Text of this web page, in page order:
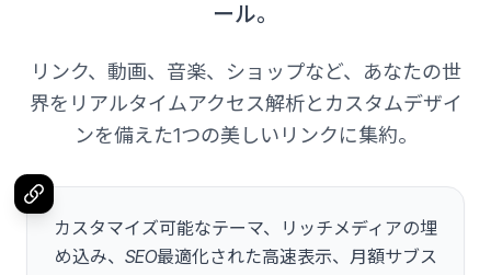
ール。
リンク、動画、音楽、ショップなど、あなたの世
界をリアルタイムアクセス解析とカスタムデザイ
ンを備えた1つの美しいリンクに集約。
カスタマイズ可能なテーマ、リッチメディアの埋
め込み、SEO最適化された高速表示、月額サブス